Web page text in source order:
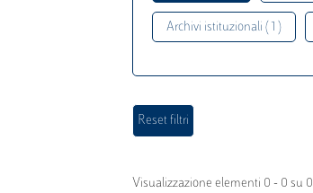
Archivi istituzionali ( 1 )
Visualizzazione elementi 0 - 0 su 0